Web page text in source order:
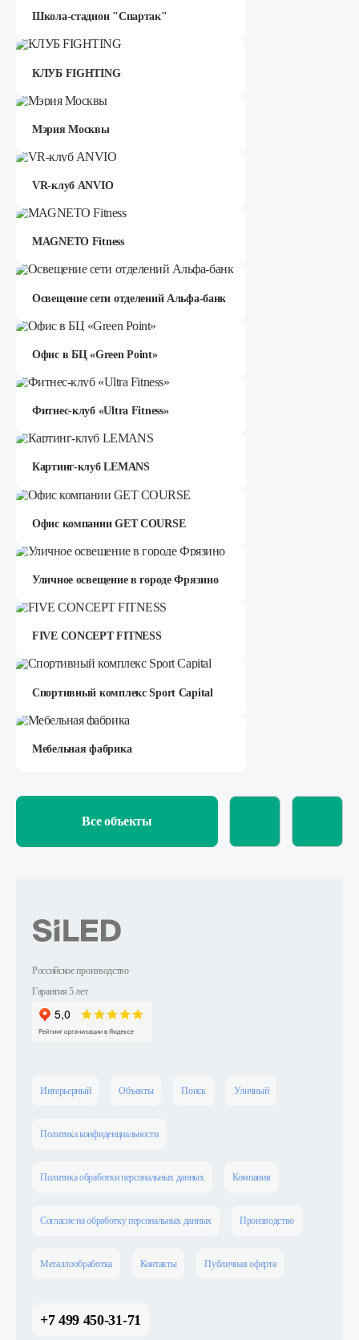
Школа-стадион "Спартак"
КЛУБ FIGHTING
Мэрия Москвы
VR-клуб ANVIO
MAGNETO Fitness
Освещение сети отделений Альфа-банк
Офис в БЦ «Green Point»
Фитнес-клуб «Ultra Fitness»
Картинг-клуб LEMANS
Офис компании GET COURSE
Уличное освещение в городе Фрязино
FIVE CONCEPT FITNESS
Спортивный комплекс Sport Capital
Мебельная фабрика
Все объекты
Российское производство
Гарантия 5 лет
Интерьерный Объекты Поиск Уличный
Политика конфиденциальности
Политика обработки персональных данных Компания
Согласие на обработку персональных данных Производство
Металлообработка Контакты Публичная оферта
+7 499 450-31-71